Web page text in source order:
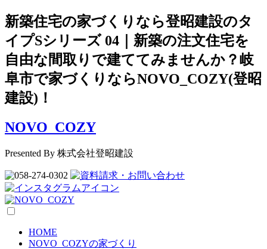
新築住宅の家づくりなら登昭建設のタ
イプSシリーズ 04｜新築の注文住宅を
自由な間取りで建ててみませんか？岐
阜市で家づくりならNOVO_COZY(登昭
建設)！
NOVO_COZY
Presented By 株式会社登昭建設
HOME
NOVO_COZYの家づくり